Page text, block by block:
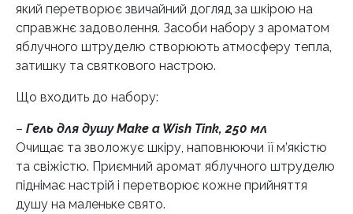
який перетворює звичайний догляд за шкірою на
справжнє задоволення. Засоби набору з ароматом
яблучного штруделю створюють атмосферу тепла,
затишку та святкового настрою.
Що входить до набору:
– Гель для душу Make a Wish Tink, 250 мл
Очищає та зволожує шкіру, наповнюючи її м’якістю
та свіжістю. Приємний аромат яблучного штруделю
піднімає настрій і перетворює кожне прийняття
душу на маленьке свято.